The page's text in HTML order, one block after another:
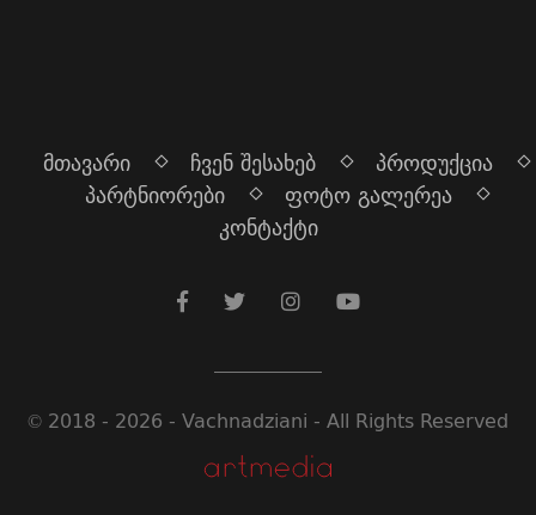
მთავარი ჩვენ შესახებ
პროდუქცია
პარტნიორები
ფოტო გალერეა
კონტაქტი
© 2018 - 2026 - Vachnadziani - All Rights Reserved